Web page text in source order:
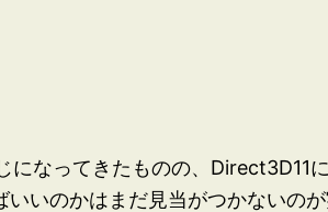
なってきたものの、Direct3D11
いのかはまだ見当がつかないの